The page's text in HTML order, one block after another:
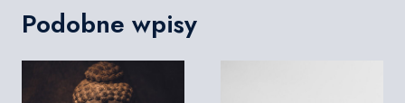
Podobne wpisy